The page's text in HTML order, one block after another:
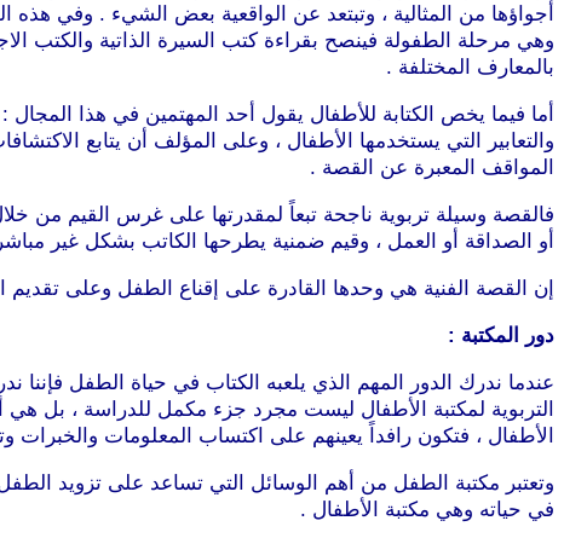
أجواؤها من المثالية ، وتبتعد عن الواقعية بعض الشيء . وفي هذه
وهي مرحلة الطفولة فينصح بقراءة كتب السيرة الذاتية والكتب
بالمعارف المختلفة .
أما فيما يخص الكتابة للأطفال يقول أحد المهتمين في هذا
والتعابير التي يستخدمها الأطفال ، وعلى المؤلف أن يتابع
المواقف المعبرة عن القصة .
فالقصة وسيلة تربوية ناجحة تبعاً لمقدرتها على غرس القيم من
أو الصداقة أو العمل ، وقيم ضمنية يطرحها الكاتب بشكل غير
إن القصة الفنية هي وحدها القادرة على إقناع الطفل وعلى تقديم
دور المكتبة :
عندما ندرك الدور المهم الذي يلعبه الكتاب في حياة الطفل فإننا
التربوية لمكتبة الأطفال ليست مجرد جزء مكمل للدراسة ، بل
الأطفال ، فتكون رافداً يعينهم على اكتساب المعلومات والخبرات
وتعتبر مكتبة الطفل من أهم الوسائل التي تساعد على تزويد الطفل
في حياته وهي مكتبة الأطفال .